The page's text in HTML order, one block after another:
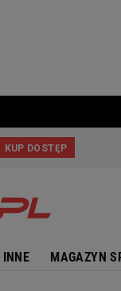
INNE MAGAZYN